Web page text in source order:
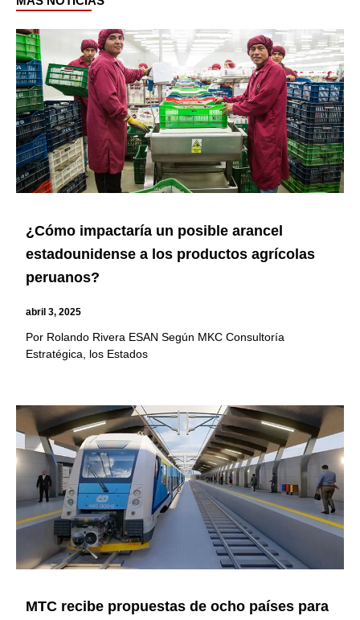
¿Cómo impactaría un posible arancel
estadounidense a los productos agrícolas
peruanos?
abril 3, 2025
Por Rolando Rivera ESAN Según MKC Consultoría
Estratégica, los Estados
MTC recibe propuestas de ocho países para
Page PagePagePage